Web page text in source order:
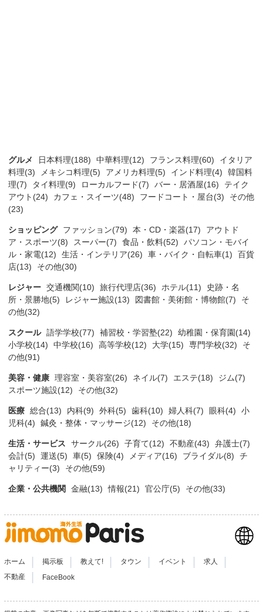
グルメ 日本料理(188) 中華料理(12) フランス料理(60)
イタリア
料理(3)
メキシコ料理(5) アメリカ料理(5) インド料理(4)
韓国料
理(7)
タイ料理(9) ローカルフード(7) バー・居酒屋(16)
テイク
アウト(24)
カフェ・スイーツ(48) フードコート・屋台(3)
その他
(23)
ショッピング ファッション(79) 本・CD・楽器(17)
アウトド
ア・スポーツ(8)
スーパー(7) 食品・飲料(52)
パソコン・モバイ
ル・家電(12)
生活・インテリア(26) 車・バイク・自転車(1)
百貨
店(13)
その他(30)
レジャー 交通機関(10) 旅行代理店(36) ホテル(11)
史跡・名
所・景勝地(5)
レジャー施設(13) 図書館・美術館・博物館(7)
そ
の他(32)
スクール 語学学校(77) 補習校・学習塾(22)
幼稚園・保育園(14)
小学校(14)
中学校(16) 高等学校(12) 大学(15) 専門学校(32)
そ
の他(91)
美容・健康 理容室・美容室(26) ネイル(7) エステ(18)
ジム(7)
スポーツ施設(12)
その他(32)
医療 総合(13) 内科(9) 外科(5) 歯科(10) 婦人科(7) 眼科(4)
小
児科(4)
鍼灸・整体・マッサージ(12) その他(18)
生活・サービス サークル(26) 子育て(12) 不動産(43)
弁護士(7)
会計(5)
運送(5) 車(5) 保険(4) メディア(16) ブライダル(8)
チ
ャリティー(3)
その他(59)
企業・公共機関 金融(13) 情報(21) 官公庁(5) その他(33)
ホーム | 掲示板 | 教えて! | タウン | イベント | 求人 |
不動産 FaceBook